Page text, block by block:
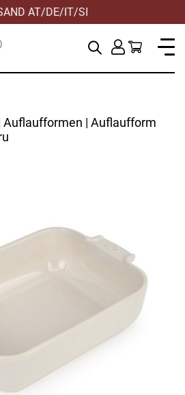
AT/DE/IT/SI
Auflaufformen | Auflaufform